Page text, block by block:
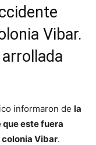
Vibar.
informaron de la
que este fuera
colonia Vibar.